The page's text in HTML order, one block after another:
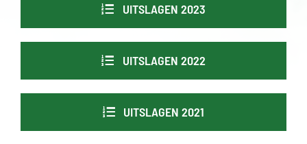
UITSLAGEN 2023
UITSLAGEN 2022
UITSLAGEN 2021